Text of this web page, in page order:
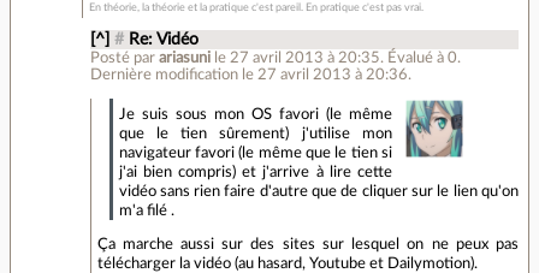
En théorie, la théorie et la pratique c'est pareil. En pratique c'est pas vrai.
[^] # Re: Vidéo
Posté par ariasuni le 27 avril 2013 à 20:35. Évalué à 0.
Dernière modification le 27 avril 2013 à 20:36.
Je suis sous mon OS favori (le même
que le tien sûrement) j'utilise mon
navigateur favori (le même que le tien si
j'ai bien compris) et j'arrive à lire cette
vidéo sans rien faire d'autre que de cliquer sur le lien qu'on
m'a filé .
Ça marche aussi sur des sites sur lesquel on ne peux pas
télécharger la vidéo (au hasard, Youtube et Dailymotion).